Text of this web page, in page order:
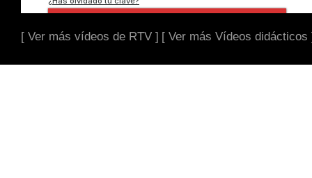
[ Ver más vídeos de RTV ] [ Ver más Vídeos didácticos